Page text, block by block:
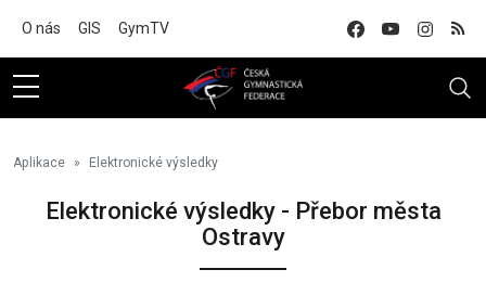
O nás GIS GymTV
Aplikace Elektronické výsledky
Elektronické výsledky - Přebor města
Ostravy